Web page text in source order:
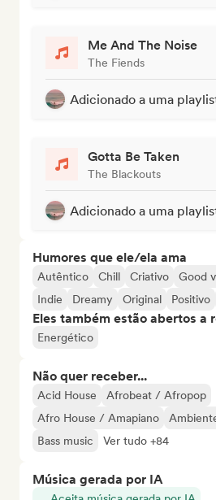
Me And The Noise
The Fiends
Adicionado a uma
Gotta Be Taken
The Blackouts
Adicionado a uma
Humores que ele/ela ama
Autêntico Chill Criativo Good
Indie
Dreamy Original Positivo
Eles também estão abertos a
Energético
Não quer receber...
Acid House
Afrobeat / Afropop
Afro House / Amapiano
Bass music
Ver tudo +84
Música gerada por IA